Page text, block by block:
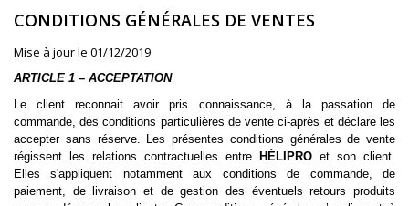
CONDITIONS GÉNÉRALES DE VENTES
Mise à jour le 01/12/2019
ARTICLE 1 – ACCEPTATION
Le client reconnait avoir pris connaissance, à la passation de
commande, des conditions particulières de vente ci-après et déclare les
accepter sans réserve. Les présentes conditions générales de vente
régissent les relations contractuelles entre
HÉLIPRO et son client.
Elles s'appliquent notamment aux conditions de commande, de
paiement, de livraison et de gestion des éventuels retours produits